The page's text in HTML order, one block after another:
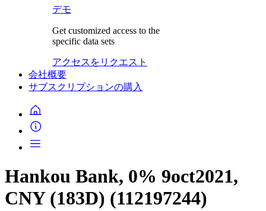
デモ
Get customized access to the
specific data sets
アクセスをリクエスト
会社概要
サブスクリプションの購入
Hankou Bank, 0% 9oct2021,
CNY (183D) (112197244)